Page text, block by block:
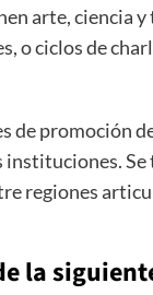
arte, ciencia
o ciclos de
de promoción
Se
regiones
la